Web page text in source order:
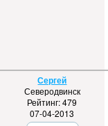
Сергей
Северодвинск
Рейтинг: 479
07-04-2013